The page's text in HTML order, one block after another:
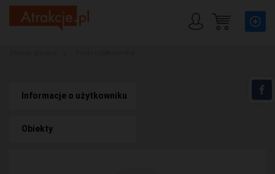
Informacje o użytkowniku
Obiekty